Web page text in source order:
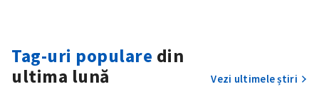
Tag-uri populare din
ultima lună
Vezi ultimele știri